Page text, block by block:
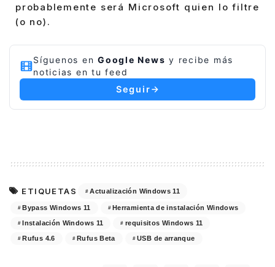
probablemente será Microsoft quien lo filtre
(o no).
Síguenos en Google News y recibe más
noticias en tu feed
Seguir
ETIQUETAS Actualización Windows 11
Bypass Windows 11 Herramienta de instalación Windows
Instalación Windows 11 requisitos Windows 11
Rufus 4.6 Rufus Beta USB de arranque